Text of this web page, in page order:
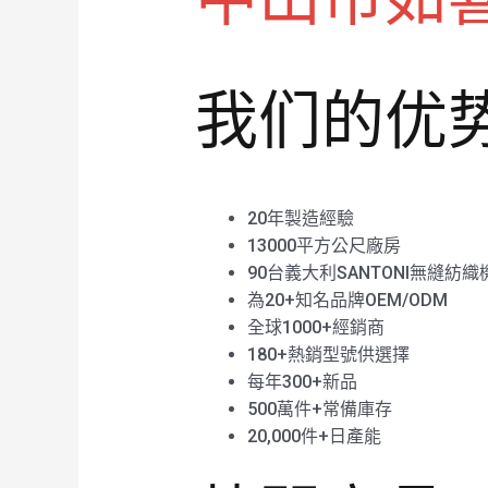
我们的优
20年製造經驗
13000平方公尺廠房
90台義大利SANTONI無縫紡織
為20+知名品牌OEM/ODM
全球1000+經銷商
180+熱銷型號供選擇
每年300+新品
500萬件+常備庫存
20,000件+日產能